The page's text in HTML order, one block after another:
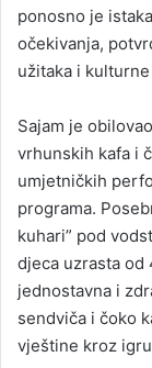
ponosno je
očekivanja,
užitaka i
Sajam je
vrhunskih kafa i
umjetničkih
programa.
kuhari” pod
djeca uzrasta od
jednostavna i
sendviča i čoko
vještine kroz